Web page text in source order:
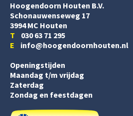
Hoogendoorn Houten B.V.
Schonauwenseweg 17
3994 MC Houten
T 030 63 71 295
E info@hoogendoornhouten.nl
Openingstijden
Maandag t/m vrijdag
Zaterdag
Zondag en feestdagen